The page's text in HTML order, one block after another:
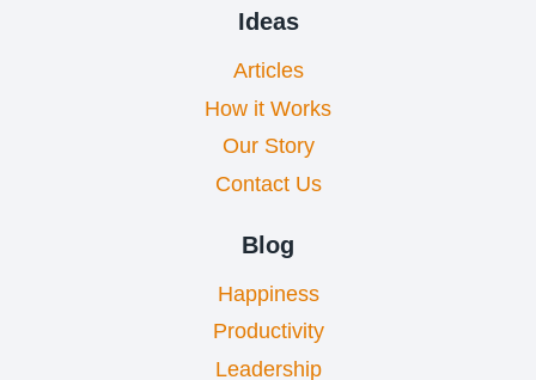
Ideas
Articles
How it Works
Our Story
Contact Us
Blog
Happiness
Productivity
Leadership